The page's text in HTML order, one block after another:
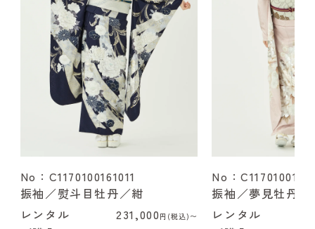
No：C1170100161011
振袖／熨斗目牡丹／紺
レンタル
231,000 円(税込)〜
No：
振袖／夢見牡丹／
レンタル